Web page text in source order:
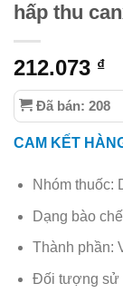
hấp thu
212.073 ₫
Đã bán: 208
CAM KẾT
Nhóm thuốc:
Dạng bào
Thành phần:
Đối tượng sử